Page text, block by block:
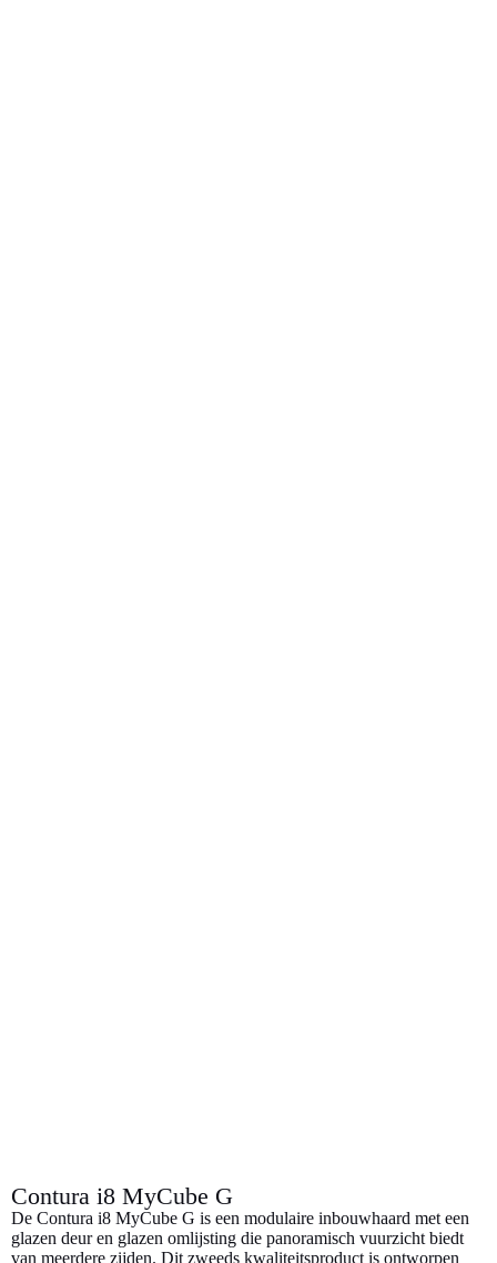
Contura i8 MyCube G
De Contura i8 MyCube G is een modulaire inbouwhaard met een
glazen deur en glazen omlijsting die panoramisch vuurzicht biedt
van meerdere zijden. Dit zweeds kwaliteitsproduct is ontworpen